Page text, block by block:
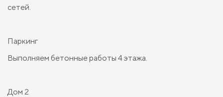
сетей.
Паркинг
Выполняем бетонные работы 4 этажа.
Дом 2